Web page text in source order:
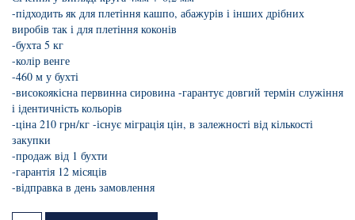
-підходить як для плетіння кашпо, абажурів і інших дрібних
виробів так і для плетіння коконів
-бухта 5 кг
-колір венге
-460 м у бухті
-високоякісна первинна сировина -гарантує довгий термін служіння
і ідентичність кольорів
-ціна 210 грн/кг -існує міграція цін, в залежності від кількості
закупки
-продаж від 1 бухти
-гарантія 12 місяців
-відправка в день замовлення